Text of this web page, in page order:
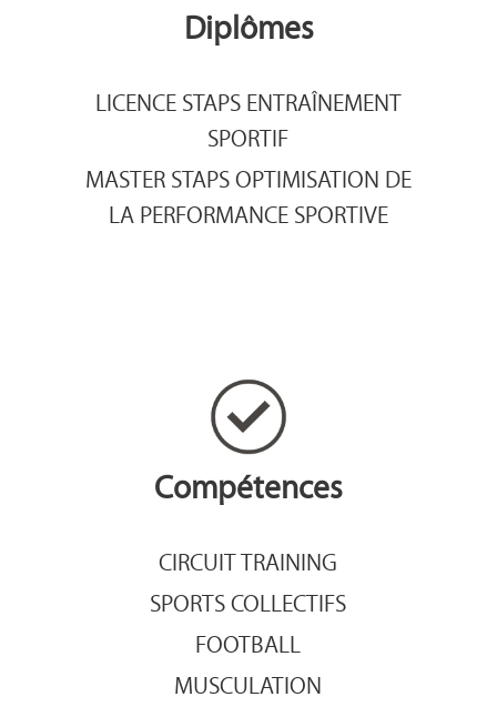
Diplômes
LICENCE STAPS ENTRAÎNEMENT
SPORTIF
MASTER STAPS OPTIMISATION DE
LA PERFORMANCE SPORTIVE
Compétences
CIRCUIT TRAINING
SPORTS COLLECTIFS
FOOTBALL
MUSCULATION